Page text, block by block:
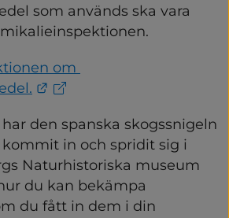
som används ska vara
om
Länk till annan
den spanska skogssnigeln
in och spridit sig i
Naturhistoriska museum
du kan bekämpa
du fått in dem i din